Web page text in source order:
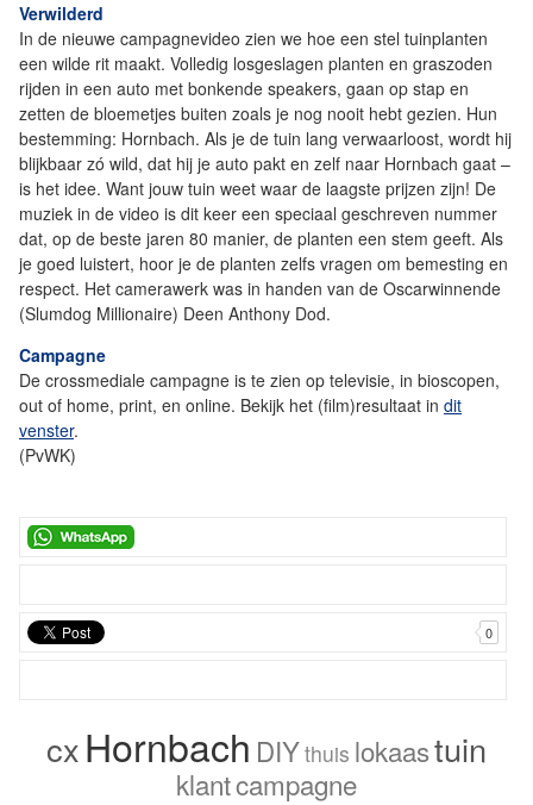
Verwilderd
In de nieuwe campagnevideo zien we hoe een stel tuinplanten
een wilde rit maakt. Volledig losgeslagen planten en graszoden
rijden in een auto met bonkende speakers, gaan op stap en
zetten de bloemetjes buiten zoals je nog nooit hebt gezien. Hun
bestemming: Hornbach. Als je de tuin lang verwaarloost, wordt hij
blijkbaar zó wild, dat hij je auto pakt en zelf naar Hornbach gaat –
is het idee. Want jouw tuin weet waar de laagste prijzen zijn! De
muziek in de video is dit keer een speciaal geschreven nummer
dat, op de beste jaren 80 manier, de planten een stem geeft. Als
je goed luistert, hoor je de planten zelfs vragen om bemesting en
respect. Het camerawerk was in handen van de Oscarwinnende
(Slumdog Millionaire) Deen Anthony Dod.
Campagne
De crossmediale campagne is te zien op televisie, in bioscopen,
out of home, print, en online. Bekijk het (film)resultaat in dit
venster.
(PvWK)
0
cxHornbach DIYthuis lokaastuin
klantcampagne